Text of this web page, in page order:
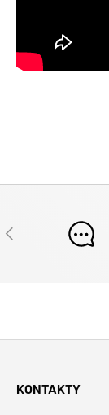
PŘEDCHOZÍ
KONTAKTY